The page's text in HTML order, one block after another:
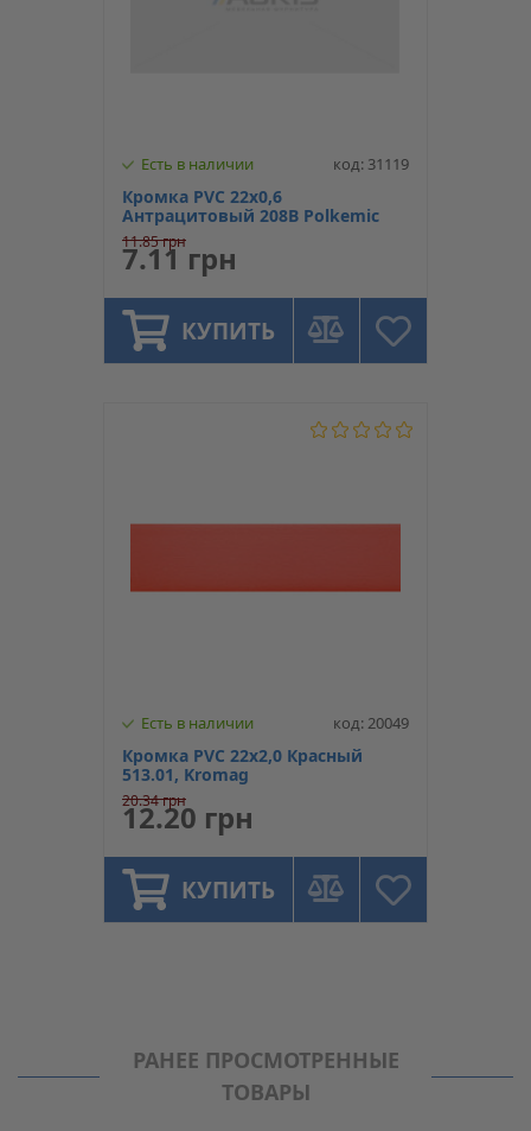
Есть в наличии код: 31119
Кромка PVC 22х0,6
Антрацитовый 208B Polkemic
11.85 грн
7.11 грн
КУПИТЬ
Есть в наличии код: 20049
Кромка PVC 22х2,0 Красный
513.01, Kromag
20.34 грн
12.20 грн
КУПИТЬ
РАНЕЕ ПРОСМОТРЕННЫЕ
ТОВАРЫ